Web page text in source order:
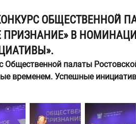
ОБЩЕСТВЕННОЙ
ПРИЗНАНИЕ» В
палаты
временем. Успешные